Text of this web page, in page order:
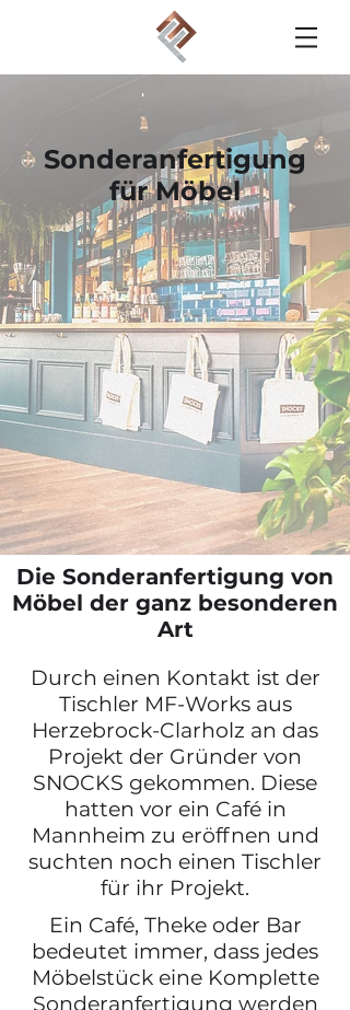
Sonderanfertigung
für Möbel
Die Sonderanfertigung von
Möbel der ganz besonderen
Art
Durch einen Kontakt ist der
Tischler MF-Works aus
Herzebrock-Clarholz an das
Projekt der Gründer von
SNOCKS gekommen. Diese
hatten vor ein Café in
Mannheim zu eröffnen und
suchten noch einen Tischler
für ihr Projekt.
Ein Café, Theke oder Bar
bedeutet immer, dass jedes
Möbelstück eine Komplette
Sonderanfertigung werden